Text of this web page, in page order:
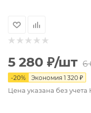
5 280 ₽/шт 6
-20% Экономия 1 320 ₽
Цена указана без